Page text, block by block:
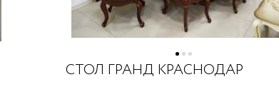
CТОЛ ГРАНД КРАСНОДАР